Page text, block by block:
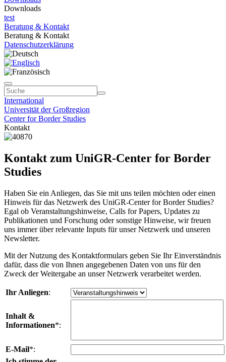
Downloads
test
Beratung & Kontakt
Beratung & Kontakt
Datenschutzerklärung
International
Universität der Großregion
Center for Border Studies
Kontakt
Kontakt zum UniGR-Center for Border
Studies
Haben Sie ein Anliegen, das Sie mit uns teilen möchten oder einen
Hinweis für das Netzwerk des UniGR-Center for Border Studies?
Egal ob Veranstaltungshinweise, Calls for Papers, Updates zu
Publikationen und Forschung oder sonstige Hinweise, wir freuen
uns immer über relevante Inputs für unser Netzwerk und unseren
Newsletter.
Mit der Nutzung des Kontaktformulars geben Sie Ihr Einverständnis
dafür, dass die von Ihnen angegebenen Daten von uns für den
Zweck der Weitergabe an unser Netzwerk verarbeitet werden.
Ihr Anliegen:
Inhalt &
Informationen*:
E-Mail*: